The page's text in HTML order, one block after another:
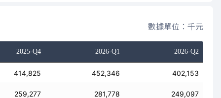
數據單位：千元
2025-Q4 2026-Q1 2026-Q2
414,825 452,346 402,153
259,277 281,778 249,097